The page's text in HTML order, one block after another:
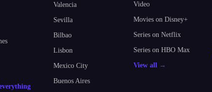
Valencia
Sevilla
Bilbao
Lisbon
Mexico City
Buenos Aires
Video
Movies on Disney+
Series on Netflix
Series on HBO Max
View all →